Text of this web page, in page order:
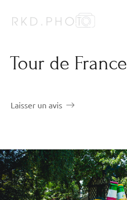
Tour de France
Laisser un avis